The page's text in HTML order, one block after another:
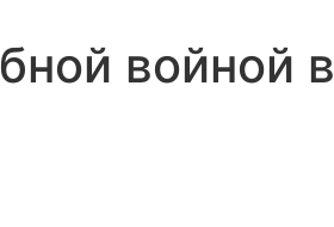
войной в